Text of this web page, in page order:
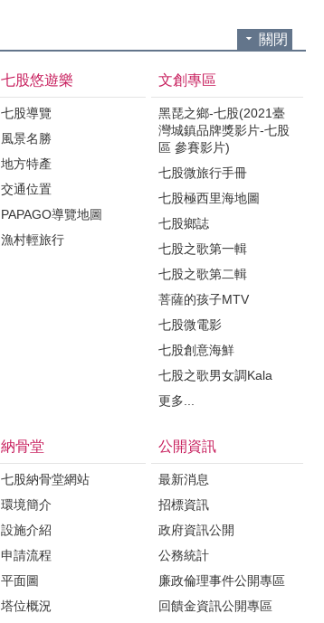
關閉
七股悠遊樂
七股導覽
風景名勝
地方特產
交通位置
PAPAGO導覽地圖
漁村輕旅行
文創專區
黑琵之鄉-七股(2021臺
灣城鎮品牌獎影片-七股
區 參賽影片)
七股微旅行手冊
七股極西里海地圖
七股鄉誌
七股之歌第一輯
七股之歌第二輯
菩薩的孩子MTV
七股微電影
七股創意海鮮
七股之歌男女調Kala
更多...
納骨堂
七股納骨堂網站
環境簡介
設施介紹
申請流程
平面圖
塔位概況
公開資訊
最新消息
招標資訊
政府資訊公開
公務統計
廉政倫理事件公開專區
回饋金資訊公開專區